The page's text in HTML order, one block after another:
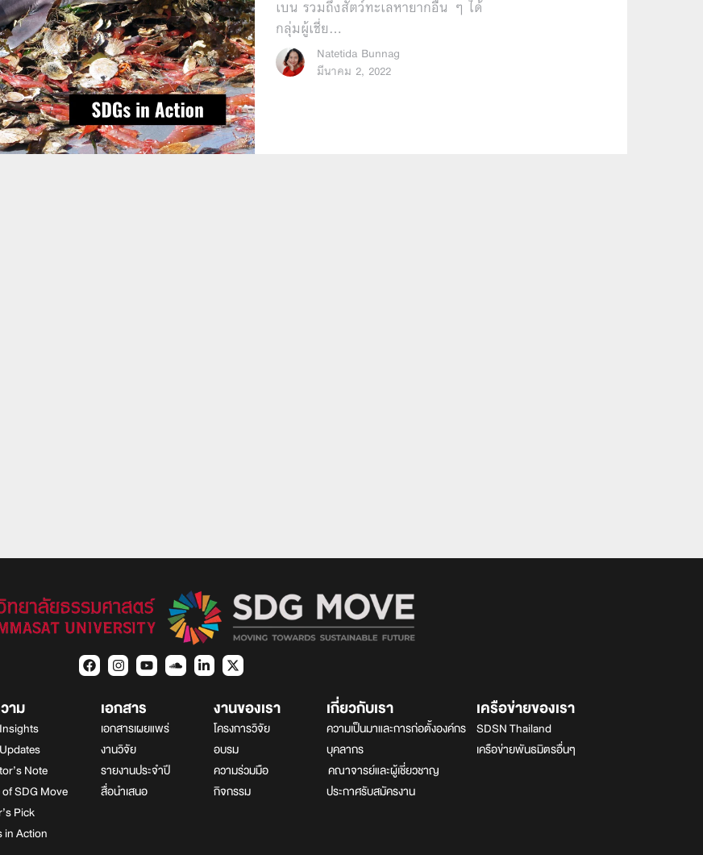
เบน รวมถึงสัตว์ทะเลหายากอื่น ๆ ได้
กลุ่มผู้เชี่ย…
Natetida Bunnag
มีนาคม 2, 2022
าม
Note
SDG Move
Pick
in Action
เอกสาร
เอกสารเผยแพร่
งานวิจัย
รายงานประจำปี
สื่อนำเสนอ
งานของเรา
โครงการวิจัย
อบรม
ความร่วมมือ
กิจกรรม
เกี่ยวกับเรา
ความเป็นมาและการก่อตั้งองค์กร
บุคลากร
คณาจารย์และผู้เชี่ยวชาญ
ประกาศรับสมัครงาน
เครือข่ายของเรา
SDSN Thailand
เครือข่ายพันธมิตรอื่นๆ